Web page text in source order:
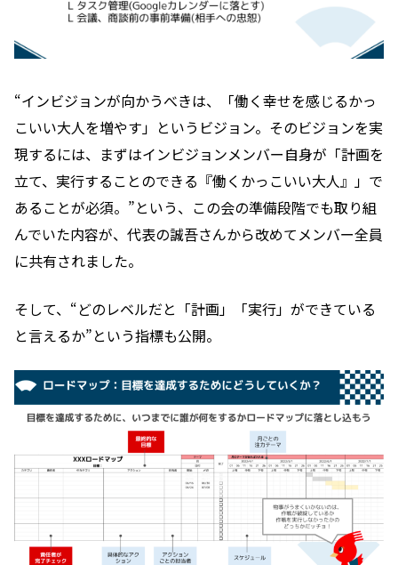
“インビジョンが向かうべきは、「働く幸せを感じるかっ
こいい大人を増やす」というビジョン。そのビジョンを実
現するには、まずはインビジョンメンバー自身が「計画を
立て、実行することのできる『働くかっこいい大人』」で
あることが必須。”という、この会の準備段階でも取り組
んでいた内容が、代表の誠吾さんから改めてメンバー全員
に共有されました。
そして、“どのレベルだと「計画」「実行」ができている
と言えるか”という指標も公開。